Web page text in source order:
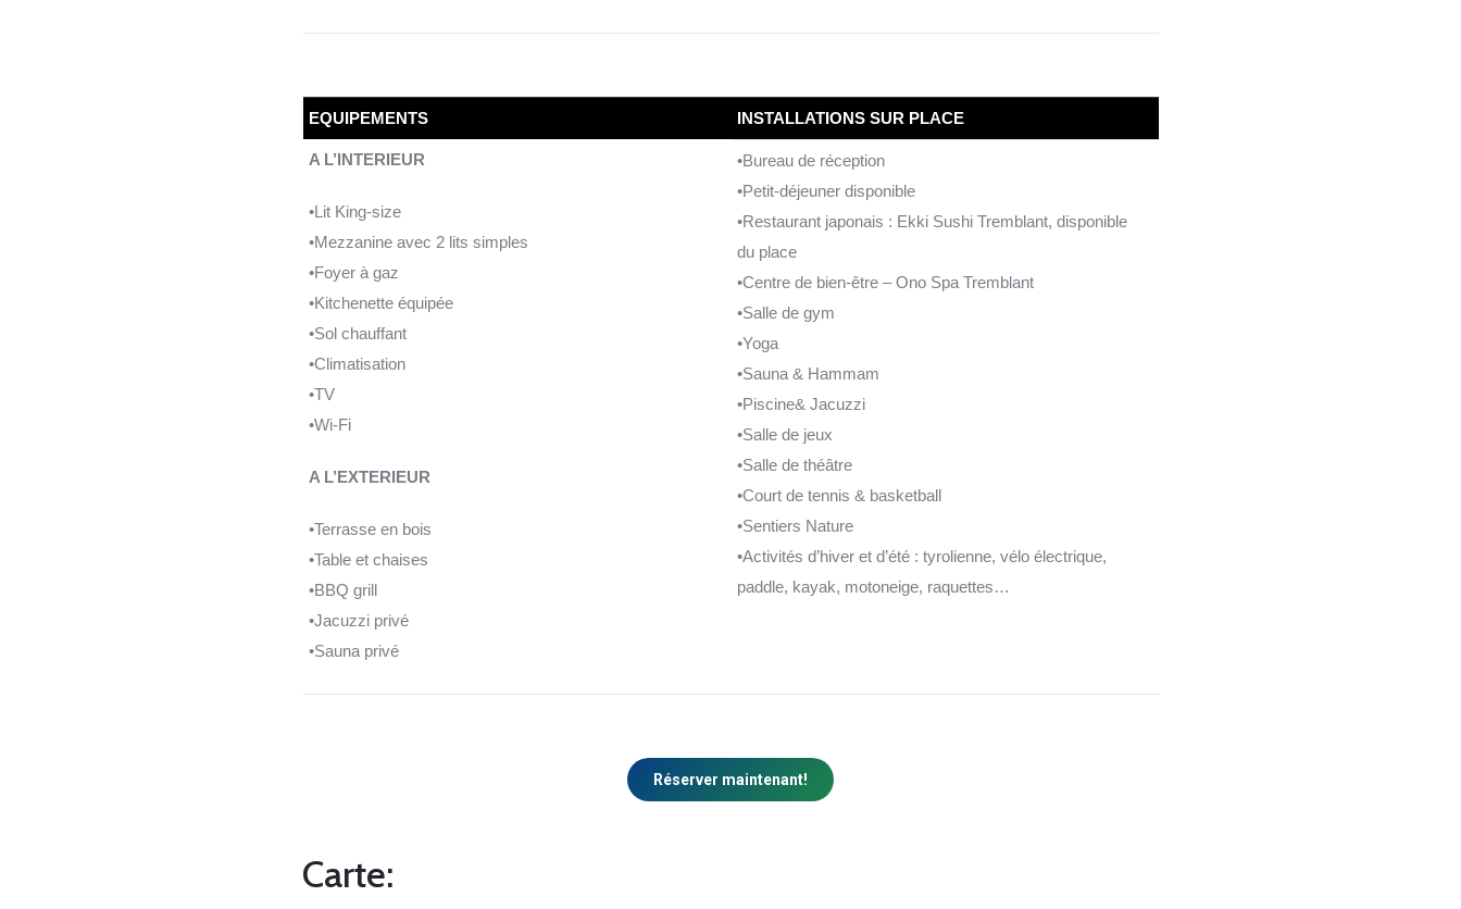
EQUIPEMENTS INSTALLATIONS SUR PLACE
A L’INTERIEUR
•Lit King-size
•Mezzanine avec 2 lits simples
•Foyer à gaz
•Kitchenette équipée
•Sol chauffant
•Climatisation
•TV
•Wi-Fi
A L’EXTERIEUR
•Terrasse en bois
•Table et chaises
•BBQ grill
•Jacuzzi privé
•Sauna privé
•Bureau de réception
•Petit-déjeuner disponible
•Restaurant japonais : Ekki Sushi Tremblant, disponible
du place
•Centre de bien-être – Ono Spa Tremblant
•Salle de gym
•Yoga
•Sauna & Hammam
•Piscine& Jacuzzi
•Salle de jeux
•Salle de théâtre
•Court de tennis & basketball
•Sentiers Nature
•Activités d’hiver et d’été : tyrolienne, vélo électrique,
paddle, kayak, motoneige, raquettes…
Réserver maintenant!
Carte: